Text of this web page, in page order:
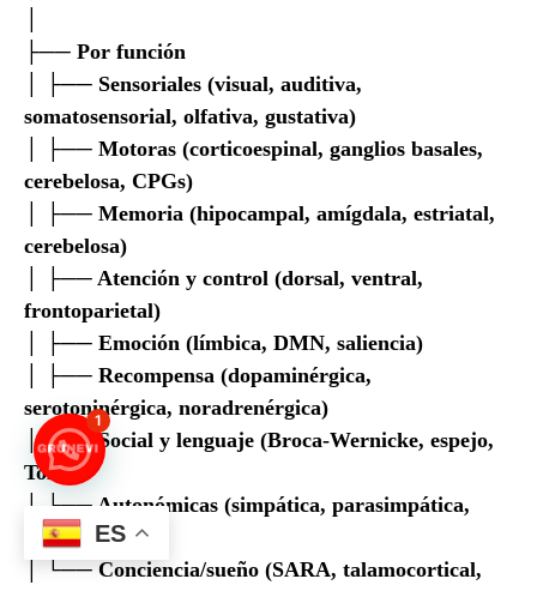
├── Por función
│ ├── Sensoriales (visual, auditiva,
somatosensorial, olfativa, gustativa)
│ ├── Motoras (corticoespinal, ganglios basales,
cerebelosa, CPGs)
│ ├── Memoria (hipocampal, amígdala, estriatal,
cerebelosa)
│ ├── Atención y control (dorsal, ventral,
frontoparietal)
│ ├── Emoción (límbica, DMN, saliencia)
│ ├── Recompensa (dopaminérgica,
serotoninérgica, noradrenérgica)
│ ├── Social y lenguaje (Broca-Wernicke, espejo,
ToM)
│ ├── Autonómicas (simpática, parasimpática,
entérica)
│ └── Conciencia/sueño (SARA, talamocortical,
ES
1